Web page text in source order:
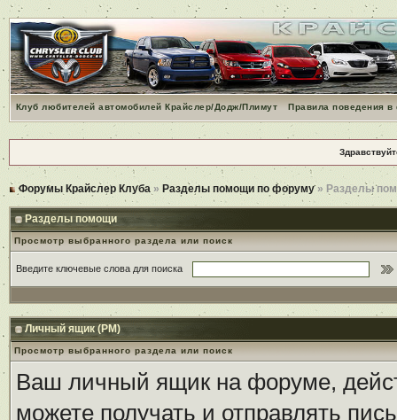
Клуб любителей автомобилей Крайслер/Додж/Плимут Правила поведения
Форумы Крайслер Клуба » Разделы помощи по форуму» Разделы
Разделы помощи
Просмотр выбранного раздела или поиск
Введите ключевые слова для поиска
Личный ящик (PM)
Просмотр выбранного раздела или поиск
Ваш личный ящик на форуме,
можете получать и отправлять